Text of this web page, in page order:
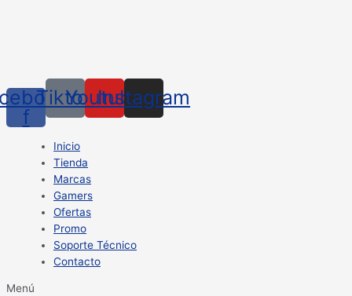
f
TiktokYoutube
Instagram
Inicio
Tienda
Marcas
Gamers
Ofertas
Promo
Soporte Técnico
Contacto
Menú